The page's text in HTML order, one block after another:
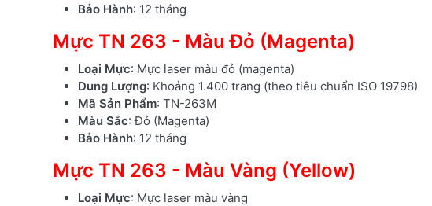
Bảo Hành: 12 tháng
Mực TN 263 - Màu Đỏ (Magenta)
Loại Mực: Mực laser màu đỏ (magenta)
Dung Lượng: Khoảng 1.400 trang (theo tiêu chuẩn ISO 19798)
Mã Sản Phẩm: TN-263M
Màu Sắc: Đỏ (Magenta)
Bảo Hành: 12 tháng
Mực TN 263 - Màu Vàng (Yellow)
Loại Mực: Mực laser màu vàng